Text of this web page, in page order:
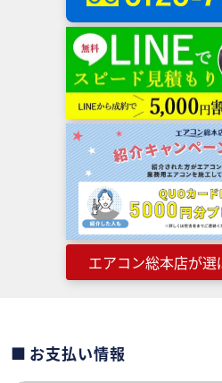
エアコン総本店が選
お支払い情報